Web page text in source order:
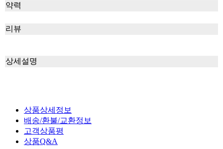
약력
리뷰
상세설명
상품상세정보
배송/환불/교환정보
고객상품평
상품Q&A